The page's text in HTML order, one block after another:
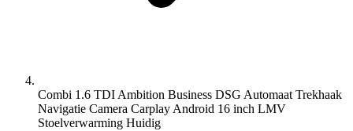
Combi 1.6 TDI Ambition Business DSG Automaat Trekhaak
Navigatie Camera Carplay Android 16 inch LMV
Stoelverwarming Huidig